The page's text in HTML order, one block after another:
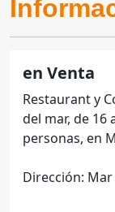
en Venta
Restaurant y
del mar, de 16
personas, en
Dirección: